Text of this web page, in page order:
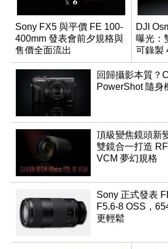
Sony FX5 與平價 FE 100-
400mm 發表會前夕規格與
售價全面流出
DJI
曝光：
可錄製
回歸攝影本質？
PowerShot 隨身
頂級變焦鏡頭新
雙鏡合一打造
VCM 夢幻規格
Sony 正式發表
F5.6-8 OSS，
更輕鬆